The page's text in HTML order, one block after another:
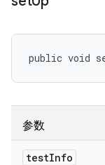
public void
参数
testInfo